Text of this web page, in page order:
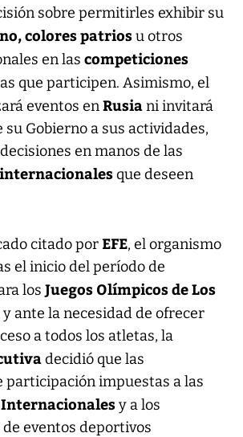
sobre permitirles exhibir su
colores patriosu otros
en las competiciones
que participen. Asimismo, el
eventos enRusiani invitará
su Gobierno a sus actividades,
en manos de las
que deseen
citado por EFE, el organismo
el inicio del período de
los Juegos Olímpicos de Los
y ante la necesidad de ofrecer
a todos los atletas, la
decidió que las
participación impuestas a las
y a los
eventos deportivos